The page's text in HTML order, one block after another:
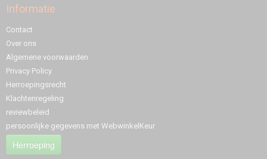
Informatie
Contact
Over ons
Algemene voorwaarden
Privacy Policy
Herroepingsrecht
Klachtenregeling
reviewbeleid
persoonlijke gegevens met WebwinkelKeur
Herroeping